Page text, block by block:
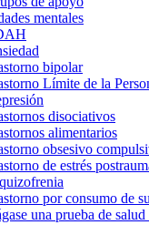
mentales
bipolar
Límite de la
disociativos
alimentarios
obsesivo
de estrés
por consumo de
una prueba de salud